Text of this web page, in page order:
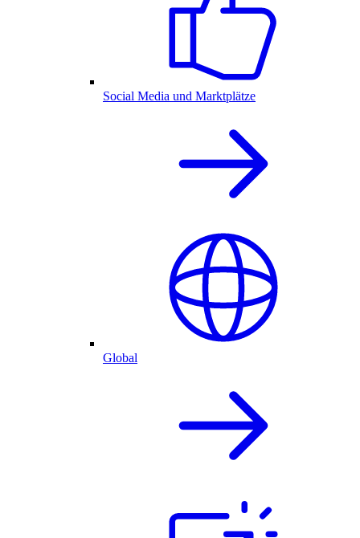
Social Media und Marktplätze
Global